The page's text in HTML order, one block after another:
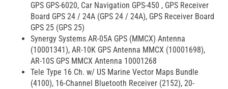
GPS GPS-6020, Car Navigation GPS-450 , GPS Receiver
Board GPS 24 / 24A (GPS 24 / 24A), GPS Receiver Board
GPS 25 (GPS 25)
Synergy Systems AR-05A GPS (MMCX) Antenna
(10001341), AR-10K GPS Antenna MMCX (10001698),
AR-10S GPS MMCX Antenna 10001268
Tele Type 16 Ch. w/ US Marine Vector Maps Bundle
(4100), 16-Channel Bluetooth Receiver (2152), 20-